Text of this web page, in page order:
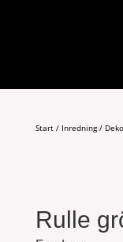
Start/ Inredning/
Rulle